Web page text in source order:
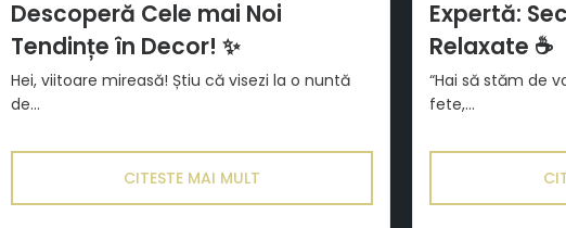
Descoperă Cele mai Noi
Tendințe în Decor! ✨
Hei, viitoare mireasă! Știu că visezi la o nuntă
de...
CITESTE MAI MULT
Expertă:
Relaxate ☕
“Hai să stăm de
fete,...